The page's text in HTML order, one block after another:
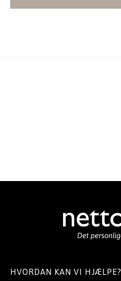
HVORDAN KAN VI HJÆLPE?